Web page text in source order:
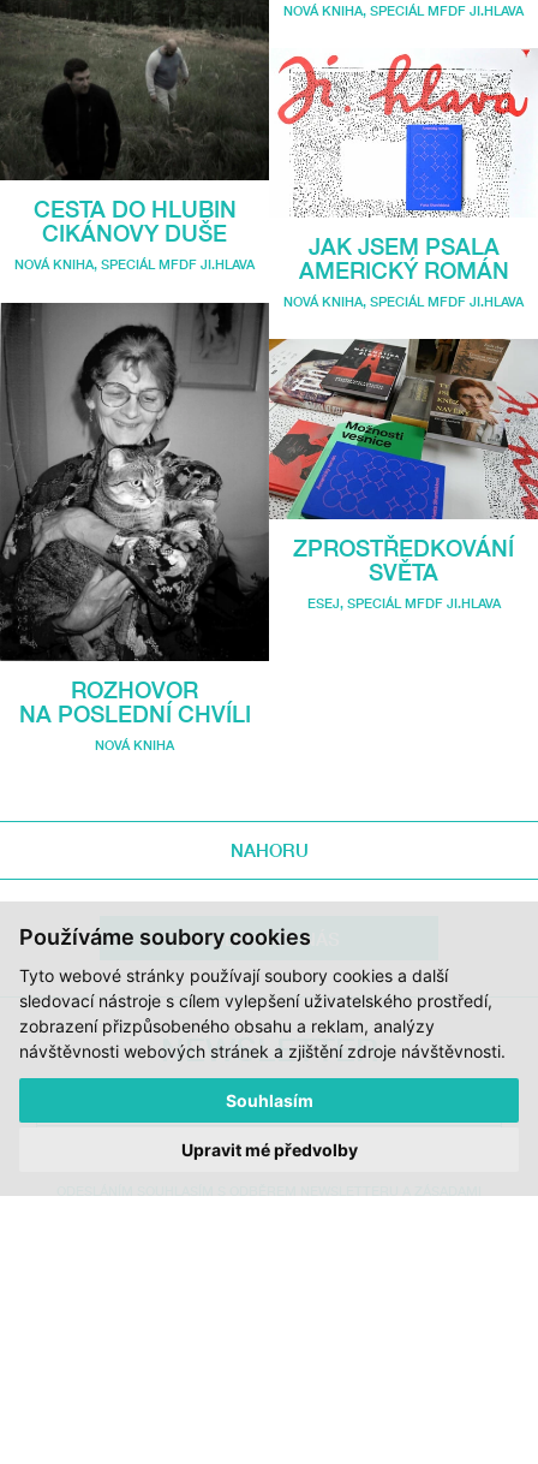
Používáme soubory cookies
Tyto webové stránky používají soubory cookies a další
sledovací nástroje s cílem vylepšení uživatelského prostředí,
zobrazení přizpůsobeného obsahu a reklam, analýzy
návštěvnosti webových stránek a zjištění zdroje návštěvnosti.
Souhlasím
Upravit mé předvolby
CESTA DO HLUBIN
CIKÁNOVY DUŠE
NOVÁ KNIHA, SPECIÁL MFDF JI.HLAVA
ROZHOVOR
NA POSLEDNÍ CHVÍLI
NOVÁ KNIHA
NOVÁ KNIHA, SPECIÁL MFDF JI.HLAVA
JAK JSEM PSALA
AMERICKÝ ROMÁN
NOVÁ KNIHA, SPECIÁL MFDF JI.HLAVA
ZPROSTŘEDKOVÁNÍ
SVĚTA
ESEJ, SPECIÁL MFDF JI.HLAVA
NAHORU
PODPOŘTE NÁS
NEWSLETTER
ODESLAT